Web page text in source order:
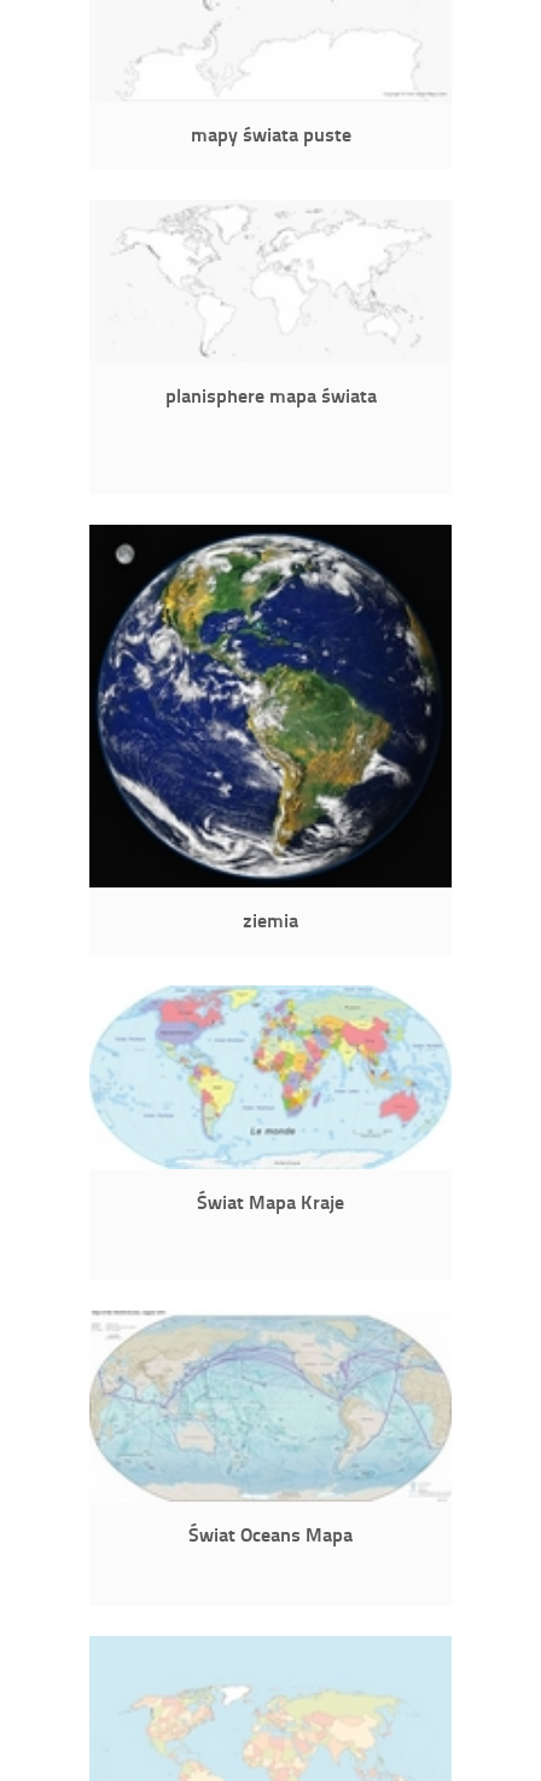
mapy świata puste
planisphere mapa świata
ziemia
Świat Mapa Kraje
Świat Oceans Mapa